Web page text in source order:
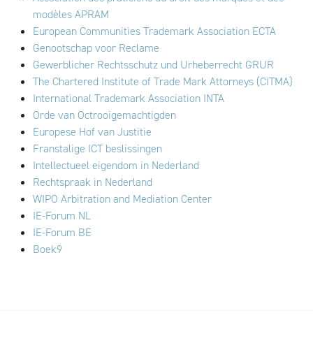
modèles APRAM
European Communities Trademark Association ECTA
Genootschap voor Reclame
Gewerblicher Rechtsschutz und Urheberrecht GRUR
The Chartered Institute of Trade Mark Attorneys (CITMA)
International Trademark Association INTA
Orde van Octrooigemachtigden
Europese Hof van Justitie
Franstalige ICT beslissingen
Intellectueel eigendom in Nederland
Rechtspraak in Nederland
WIPO Arbitration and Mediation Center
IE-Forum NL
IE-Forum BE
Boek9